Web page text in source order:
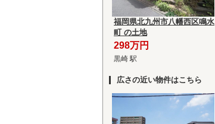
福岡県北九州市八幡西区鳴水
町 の土地
298万円
黒崎 駅
広さの近い物件はこちら